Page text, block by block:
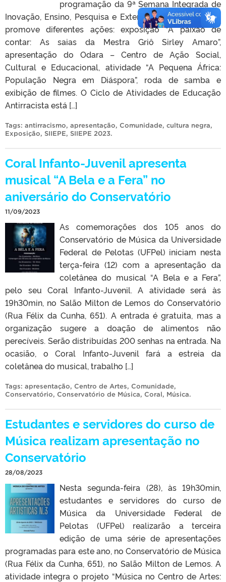
programação da 9ª Semana Integrada de
Inovação, Ensino, Pesquisa e Extensão (SIIEPE). O Ciclo
promove diferentes ações: exposição “A paixão de
contar: As saias da Mestra Griô Sirley Amaro”,
apresentação do Odara – Centro de Ação Social,
Cultural e Educacional, atividade “A Pequena África:
População Negra em Diáspora”, roda de samba e
exibição de filmes. O Ciclo de Atividades de Educação
Antirracista está […]
Tags: antirracismo, apresentação, Comunidade, cultura negra,
Exposição, SIIEPE, SIIEPE 2023.
Coral Infanto-Juvenil apresenta
musical “A Bela e a Fera” no
aniversário do Conservatório
11/09/2023
As comemorações dos 105 anos do
Conservatório de Música da Universidade
Federal de Pelotas (UFPel) iniciam nesta
terça-feira (12) com a apresentação da
coletânea do musical “A Bela e a Fera”,
pelo seu Coral Infanto-Juvenil. A atividade será às
19h30min, no Salão Milton de Lemos do Conservatório
(Rua Félix da Cunha, 651). A entrada é gratuita, mas a
organização sugere a doação de alimentos não
perecíveis. Serão distribuídas 200 senhas na entrada. Na
ocasião, o Coral Infanto-Juvenil fará a estreia da
coletânea do musical, trabalho […]
Tags: apresentação, Centro de Artes, Comunidade,
Conservatório, Conservatório de Música, Coral, Música.
Estudantes e servidores do curso de
Música realizam apresentação no
Conservatório
28/08/2023
Nesta segunda-feira (28), às 19h30min,
estudantes e servidores do curso de
Música da Universidade Federal de
Pelotas (UFPel) realizarão a terceira
edição de uma série de apresentações
programadas para este ano, no Conservatório de Música
(Rua Félix da Cunha, 651), no Salão Milton de Lemos. A
atividade integra o projeto “Música no Centro de Artes: